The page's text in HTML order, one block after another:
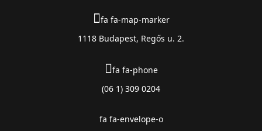
fa fa-map-marker
1118 Budapest, Regős u. 2.
fa fa-phone
(06 1) 309 0204
fa fa-envelope-o